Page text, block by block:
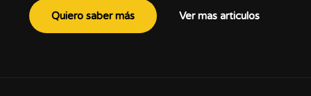
Quiero saber más Ver mas articulos